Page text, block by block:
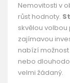
Nemovitosti v
růst hodnoty.
skvělou
zajímavou
nabízí
nebo
velmi žádaný.